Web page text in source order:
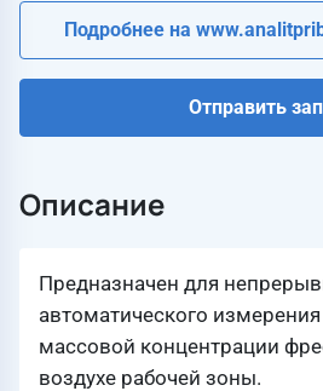
Отправить
Описание
Предназначен для
автоматического
массовой концентрации
воздухе рабочей зоны.